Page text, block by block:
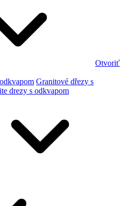
Otvoriť
Granitové dřezy s
drezy s odkvapom